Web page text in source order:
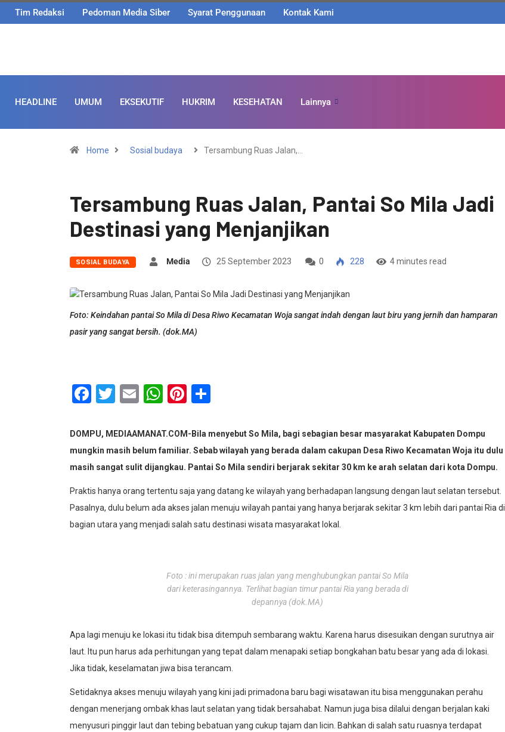
Tim Redaksi Pedoman Media Siber Syarat Penggunaan Kontak Kami
HEADLINE UMUM EKSEKUTIF HUKRIM KESEHATAN Lainnya
Home Sosial budaya Tersambung Ruas Jalan,…
Tersambung Ruas Jalan, Pantai So Mila Jadi
Destinasi yang Menjanjikan
SOSIAL BUDAYA Media 25 September 2023 0 228 4 minutes read
Foto: Keindahan pantai So Mila di Desa Riwo Kecamatan Woja sangat indah dengan laut biru yang jernih dan hamparan
pasir yang sangat bersih. (dok.MA)
Facebook
Twitter
EmailWhatsApp
Pinterest
DOMPU, MEDIAAMANAT.COM-Bila menyebut So Mila, bagi sebagian besar masyarakat Kabupaten Dompu
mungkin masih belum familiar. Sebab wilayah yang berada dalam cakupan Desa Riwo Kecamatan Woja itu dulu
masih sangat sulit dijangkau. Pantai So Mila sendiri berjarak sekitar 30 km ke arah selatan dari kota Dompu.
Praktis hanya orang tertentu saja yang datang ke wilayah yang berhadapan langsung dengan laut selatan tersebut.
Pasalnya, dulu belum ada akses jalan menuju wilayah pantai yang hanya berjarak sekitar 3 km lebih dari pantai Ria di
bagian utara yang menjadi salah satu destinasi wisata masyarakat lokal.
Foto : ini merupakan ruas jalan yang menghubungkan pantai So Mila
dari keterasingannya. Terlihat bagian timur pantai Ria yang berada di
depannya (dok.MA)
Apa lagi menuju ke lokasi itu tidak bisa ditempuh sembarang waktu. Karena harus disesuikan dengan surutnya air
laut. Itu pun harus ada perhitungan yang tepat dalam menapaki setiap bongkahan batu besar yang ada di lokasi.
Jika tidak, keselamatan jiwa bisa terancam.
Setidaknya akses menuju wilayah yang kini jadi primadona baru bagi wisatawan itu bisa menggunakan perahu
dengan menerjang ombak khas laut selatan yang tidak bersahabat. Namun juga bisa dilalui dengan berjalan kaki
menyusuri pinggir laut dan tebing bebatuan yang cukup tajam dan licin. Bahkan di salah satu ruasnya terdapat